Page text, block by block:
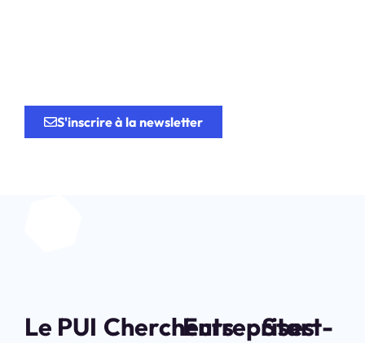
S'inscrire à la newsletter
Le PUI ChercheursEntreprises
Start-